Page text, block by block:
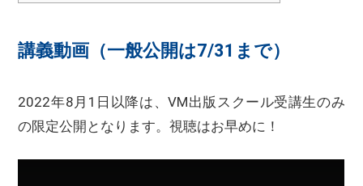
講義動画（一般公開は7/31まで）
2022年8月1日以降は、VM出版スクール受講生のみ
の限定公開となります。視聴はお早めに！